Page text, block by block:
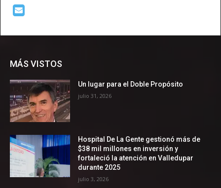
MÁS VISTOS
Un lugar para el Doble Propósito
julio 31, 2026
Hospital De La Gente gestionó más de
$38 mil millones en inversión y
fortaleció la atención en Valledupar
durante 2025
julio 3, 2026